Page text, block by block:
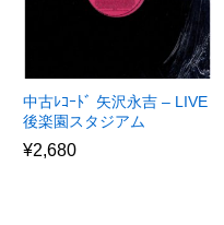
中古ﾚｺｰﾄﾞ 矢沢永吉 – LIVE
後楽園スタジアム
¥2,680